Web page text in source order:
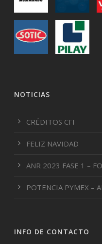
NOTICIAS
CRÉDITOS CFI
FELIZ NAVIDAD
ANR 2023 FASE 1 –
POTENCIA PYMEX –
INFO DE CONTACTO